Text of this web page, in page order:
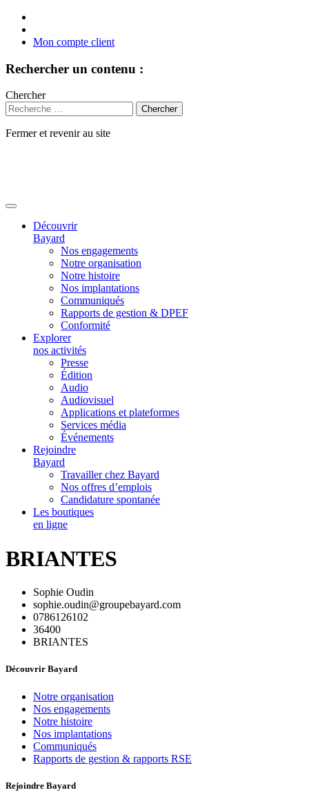
Mon compte client
Rechercher un contenu :
Chercher
Fermer et revenir au site
Découvrir
Bayard
Nos engagements
Notre organisation
Notre histoire
Nos implantations
Communiqués
Rapports de gestion & DPEF
Conformité
Explorer
nos activités
Presse
Édition
Audio
Audiovisuel
Applications et plateformes
Services média
Événements
Rejoindre
Bayard
Travailler chez Bayard
Nos offres d’emplois
Candidature spontanée
Les boutiques
en ligne
BRIANTES
Sophie Oudin
sophie.oudin@groupebayard.com
0786126102
36400
BRIANTES
Découvrir Bayard
Notre organisation
Nos engagements
Notre histoire
Nos implantations
Communiqués
Rapports de gestion & rapports RSE
Rejoindre Bayard